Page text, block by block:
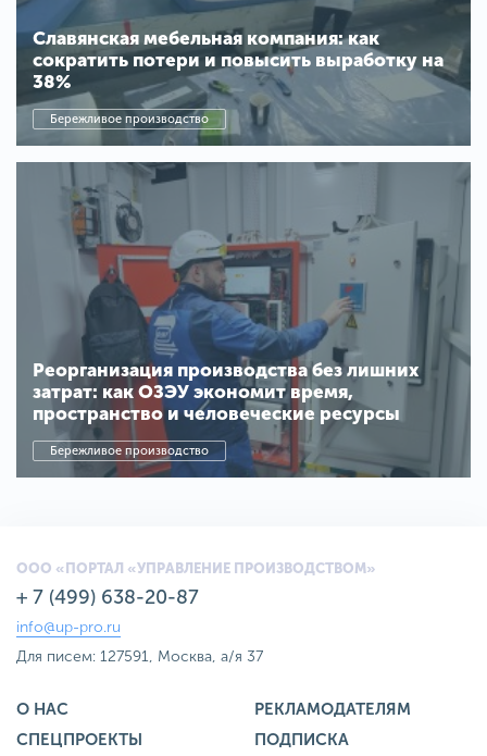
Славянская мебельная компания: как
сократить потери и повысить выработку на
38%
Бережливое производство
Реорганизация производства без лишних
затрат: как ОЗЭУ экономит время,
пространство и человеческие ресурсы
Бережливое производство
ООО «ПОРТАЛ «УПРАВЛЕНИЕ ПРОИЗВОДСТВОМ»
+ 7 (499) 638-20-87
info@up-pro.ru
Для писем: 127591, Москва, а/я 37
О НАС
РЕКЛАМОДАТЕЛЯМ
СПЕЦПРОЕКТЫ
ПОДПИСКА